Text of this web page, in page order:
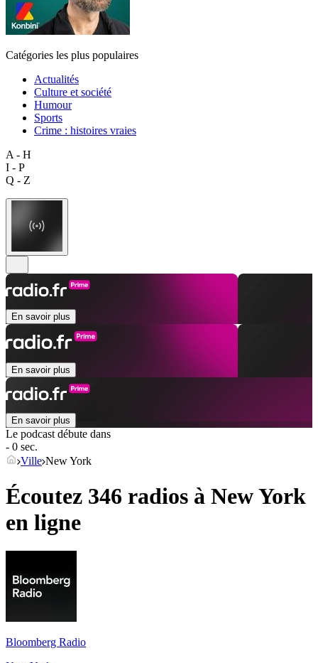
Catégories les plus populaires
Actualités
Culture et société
Humour
Sports
Crime : histoires vraies
A - H
I - P
Q - Z
En savoir plus
En savoir plus
En savoir plus
Le podcast débute dans
- 0 sec.
Ville New York
Écoutez 346 radios à New York
en ligne
Bloomberg Radio